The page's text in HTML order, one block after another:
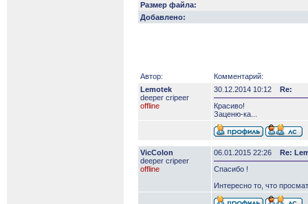
Размер файла:
Добавлено:
Автор:
Комментарий:
Lemotek
deeper сripeer
offline
30.12.2014 10:12
Re:
Красиво!
Заценю-ка...
VicColon
deeper сripeer
offline
06.01.2015 22:26
Re:
Спасибо !
Интересно то, что